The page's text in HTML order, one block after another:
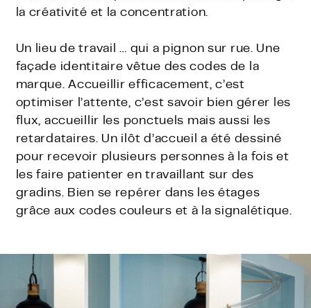
la créativité et la concentration.
Un lieu de travail … qui a pignon sur rue. Une
façade identitaire vêtue des codes de la
marque. Accueillir efficacement, c’est
optimiser l’attente, c’est savoir bien gérer les
flux, accueillir les ponctuels mais aussi les
retardataires. Un ilôt d’accueil a été dessiné
pour recevoir plusieurs personnes à la fois et
les faire patienter en travaillant sur des
gradins. Bien se repérer dans les étages
grâce aux codes couleurs et à la signalétique.